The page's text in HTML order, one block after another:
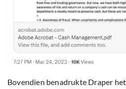
Bovendien benadrukte Draper